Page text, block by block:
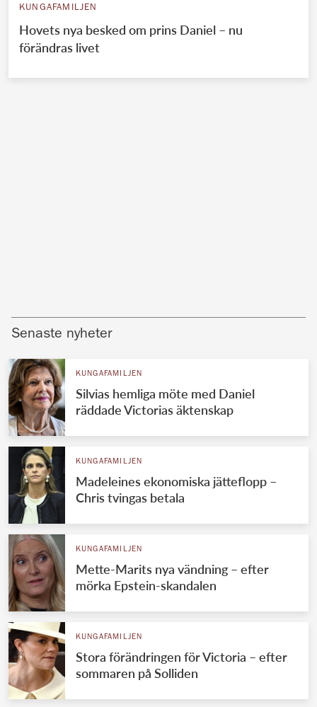
KUNGAFAMILJEN
Hovets nya besked om prins Daniel – nu
förändras livet
Senaste nyheter
KUNGAFAMILJEN
Silvias hemliga möte med Daniel
räddade Victorias äktenskap
KUNGAFAMILJEN
Madeleines ekonomiska jätteflopp –
Chris tvingas betala
KUNGAFAMILJEN
Mette-Marits nya vändning – efter
mörka Epstein-skandalen
KUNGAFAMILJEN
Stora förändringen för Victoria – efter
sommaren på Solliden